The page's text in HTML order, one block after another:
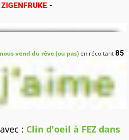
ZIGENFRUKE -
vend du rêve (ou pas)en récoltant 85
avec : Clin d'oeil à FEZ dans